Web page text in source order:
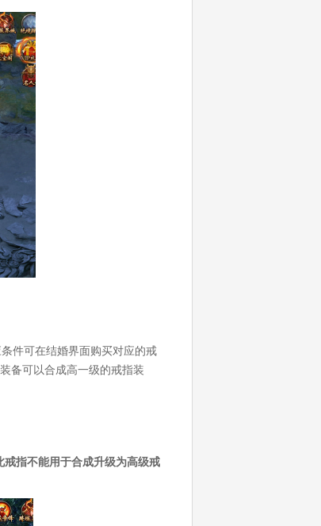
件可在结婚界面购买对应的戒
备可以合成高一级的戒指装
戒指不能用于合成升级为高级戒